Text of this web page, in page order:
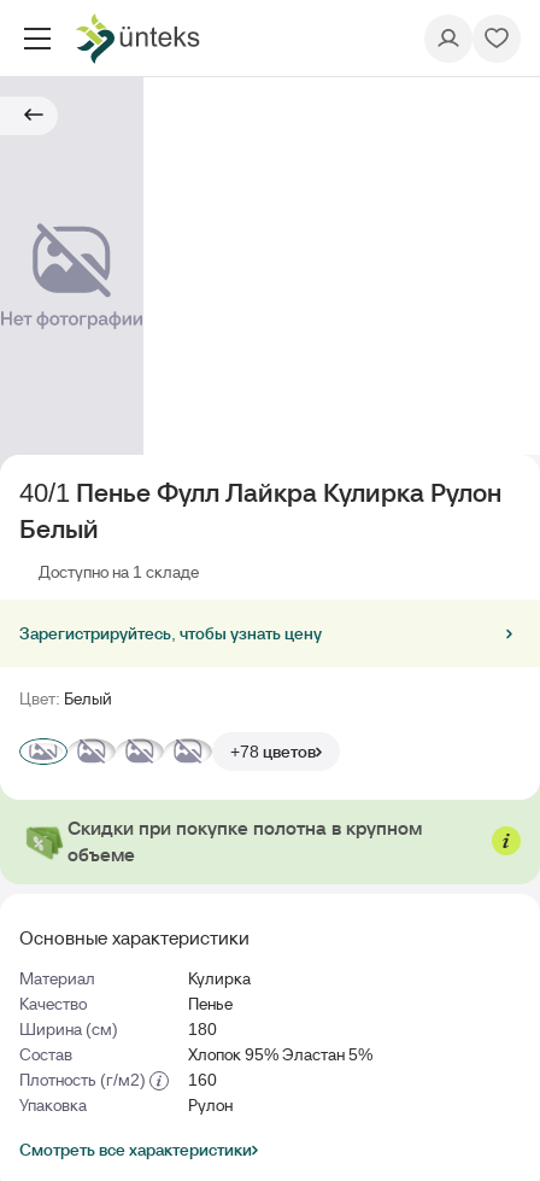
Основные характеристики
Материал
Кулирка
Качество
Пенье
Ширина (см)
180
Состав
Хлопок 95% Эластан 5%
Плотность (г/м2)
160
Упаковка
Рулон
Смотреть все характеристики
40/1 Пенье Фулл Лайкра Кулирка Рулон
Белый
Доступно на 1 складе
Зарегистрируйтесь, чтобы узнать цену
Цвет: Белый
+78 цветов
Скидки при покупке полотна в крупном
объеме